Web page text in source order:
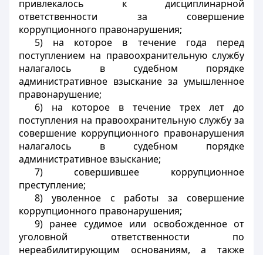
привлекалось к дисциплинарной
ответственности за совершение
коррупционного правонарушения;
5) на которое в течение года перед
поступлением на правоохранительную службу
налагалось в судебном порядке
административное взыскание за умышленное
правонарушение;
6) на которое в течение трех лет до
поступления на правоохранительную службу за
совершение коррупционного правонарушения
налагалось в судебном порядке
административное взыскание;
7) совершившее коррупционное
преступление;
8) уволенное с работы за совершение
коррупционного правонарушения;
9) ранее судимое или освобожденное от
уголовной ответственности по
нереабилитирующим основаниям, а также